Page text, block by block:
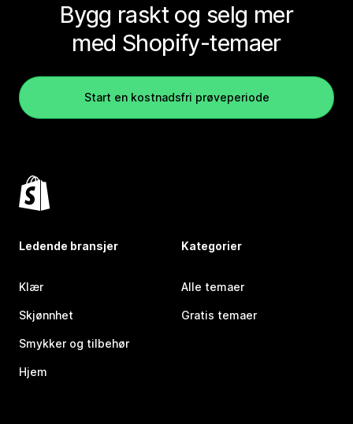
Bygg raskt og selg mer
med Shopify-temaer
Start en kostnadsfri prøveperiode
Ledende bransjer
Klær
Skjønnhet
Smykker og tilbehør
Hjem
Kategorier
Alle temaer
Gratis temaer